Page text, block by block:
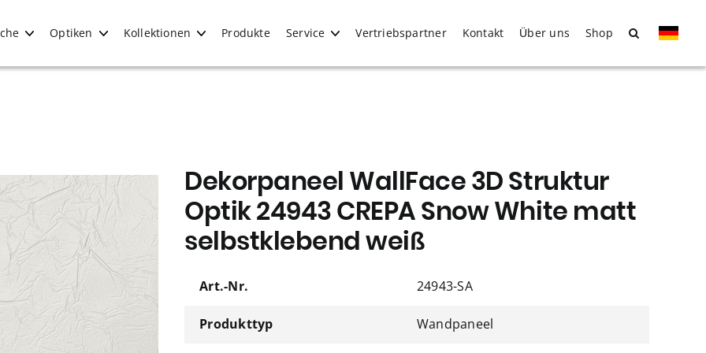
Optiken Kollektionen Produkte Service Vertriebspartner Kontakt Über uns Shop
Dekorpaneel WallFace 3D Struktur
Optik 24943 CREPA Snow White matt
selbstklebend weiß
Art.-Nr. 24943-SA
Produkttyp Wandpaneel